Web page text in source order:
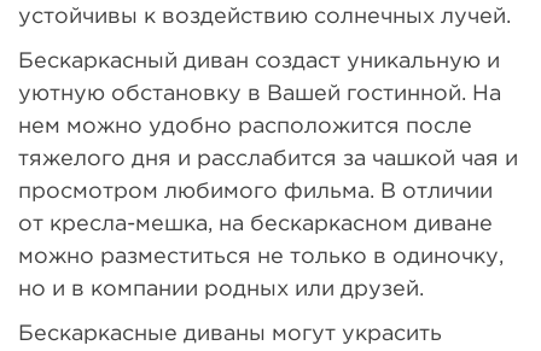
устойчивы к воздействию солнечных лучей.
Бескаркасный диван создаст уникальную и
уютную обстановку в Вашей гостинной. На
нем можно удобно расположится после
тяжелого дня и расслабится за чашкой чая и
просмотром любимого фильма. В отличии
от кресла-мешка, на бескаркасном диване
можно разместиться не только в одиночку,
но и в компании родных или друзей.
Бескаркасные диваны могут украсить